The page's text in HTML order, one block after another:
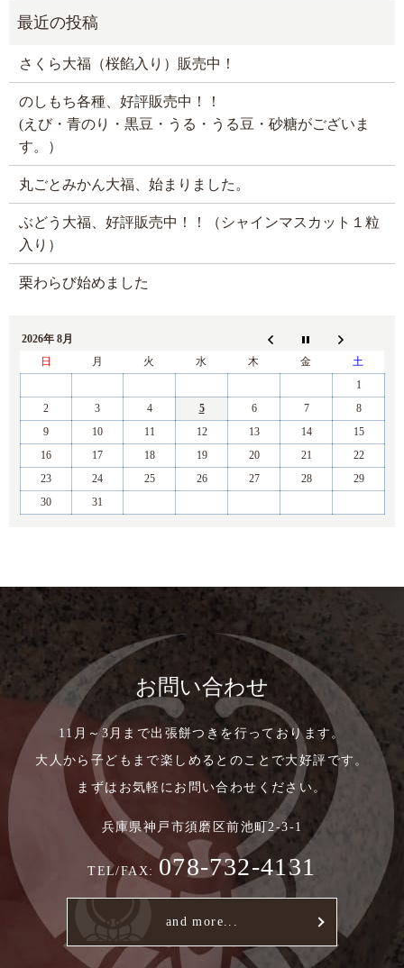
さくら大福（桜餡入り）販売中！
のしもち各種、好評販売中！！
(えび・青のり・黒豆・うる・うる豆・砂糖がございま
す。）
丸ごとみかん大福、始まりました。
ぶどう大福、好評販売中！！（シャインマスカット１粒
入り）
栗わらび始めました
2026年 8月
日
月 火 水 木 金
土
1
2
3 4 5 6 7
8
9
10 11 12 13 14
15
16
17 18 19 20 21
22
23
24 25 26 27 28
29
30
31
お問い合わせ
11月～3月まで出張餅つきを行っております。
大人から子どもまで楽しめるとのことで大好評です。
まずはお気軽にお問い合わせください。
兵庫県神戸市須磨区前池町2-3-1
TEL/FAX: 078-732-4131
and more...